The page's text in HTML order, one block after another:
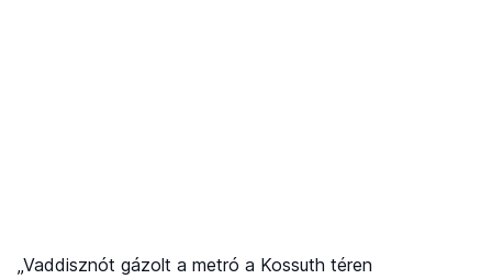
„Vaddisznót gázolt a metró a Kossuth téren